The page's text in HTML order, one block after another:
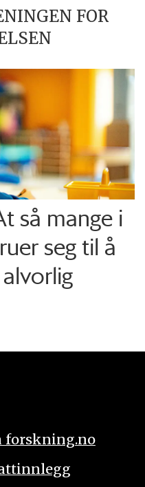
FOR
så mange i
seg til å
forskning.no